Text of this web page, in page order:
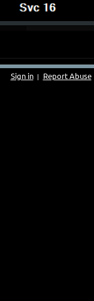
Sign in | Report Abuse